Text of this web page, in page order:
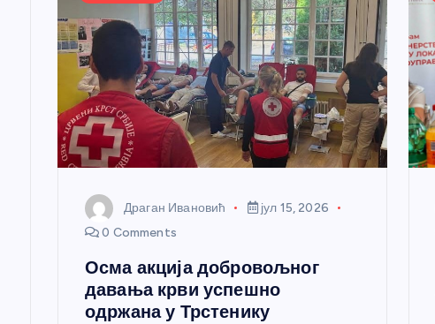
Драган Ивановић
јул 15, 2026
0 Comments
Осма акција добровољног
давања крви успешно
одржана у Трстенику